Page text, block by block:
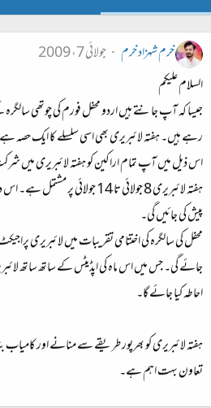
خرم شہزاد خرم
جولائی 7، 2009
السلام علیکم
جیسا کہ آپ جانتے ہیں اردو محفل فورم کی چوتھی
رہے ہیں۔ ہفتہ لائبریری بھی اسی سلسلے کا ایک حصہ
اس ذیل میں آپ تمام اراکین کو ہفتہ لائبریری
ہفتہ لائبریری 8 جولائی تا 14 جولائی
پیش کی جائیں گی۔
محفل کی سالگرہ کی اختتامی تقریبات میں لائبریری
جائے گی۔ جس میں اس ماہ کی اپڈیٹس کے ساتھ ساتھ
احاطہ کیا جائے گا۔
ہفتہ لائبریری کو بھرپور طریقے سے منانے اور
تعاون بہت اہم ہے۔